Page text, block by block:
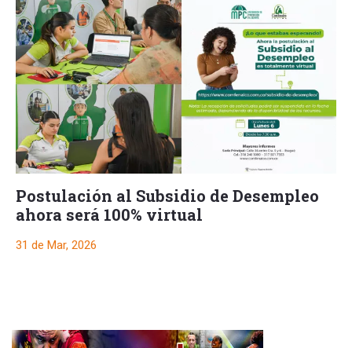
Postulación al Subsidio de Desempleo
ahora será 100% virtual
31 de Mar, 2026